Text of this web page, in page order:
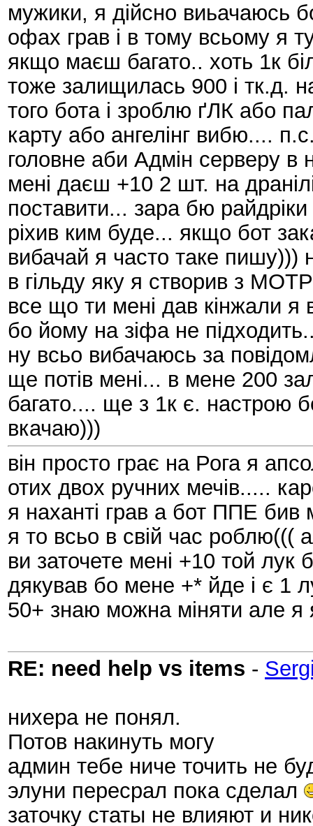
мужики, я дійсно виьачаюсь
офах грав і в тому всьому я
якщо маєш багато.. хоть 1к
тоже залищилась 900 і тк.д.
того бота і зроблю ґЛК або
карту або ангелінг вибю....
головне аби Адмін серверу в
мені даєш +10 2 шт. на
поставити... зара бю
ріхив ким буде... якщо бот
вибачай я часто таке пишу)))
в гільду яку я створив з
все що ти мені дав кінжали я
бо йому на зіфа не
ну всьо вибачаюсь за
ще потів мені... в мене 200
багато.... ще з 1к є. настрою
вкачаю)))
він просто грає на Рога я
отих двох ручних мечів.....
я наханті грав а бот ППЕ бив
я то всьо в свій час
ви заточете мені +10 той
дякував бо мене +* йде і є 1
50+ знаю можна міняти але
RE: need help vs items -
нихера не понял.
Потов накинуть могу
админ тебе ниче точить не
элуни пересрал пока сделал
заточку статы не влияют и